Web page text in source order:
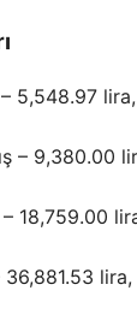
– 5,548.97
– 9,380.00
– 18,759.00
36,881.53